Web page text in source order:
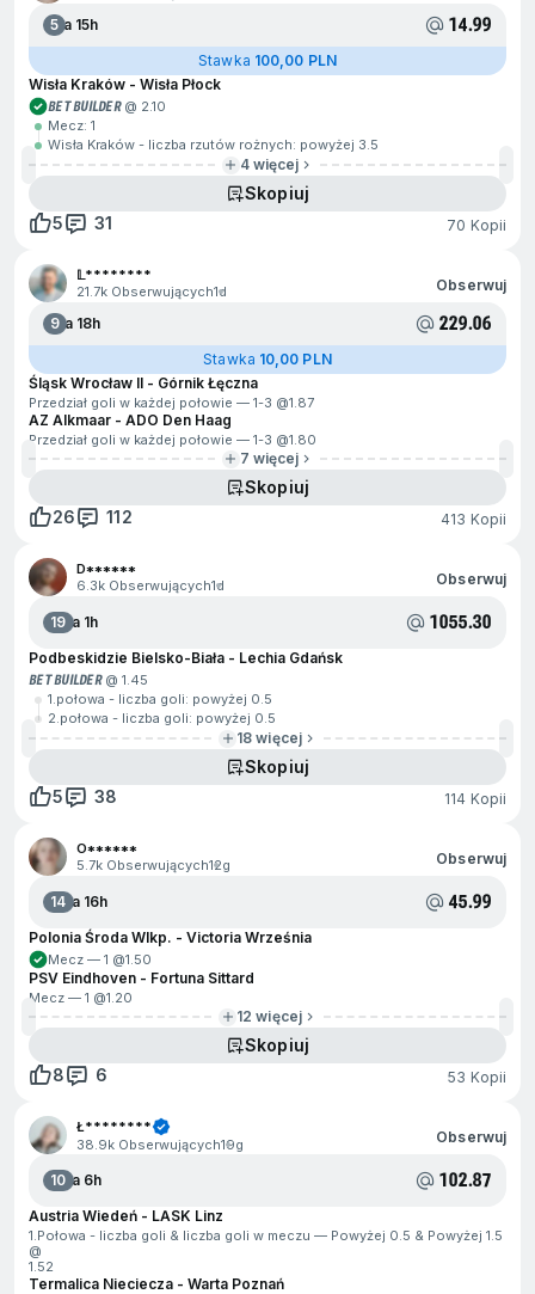
5Za 15h 14.99
Stawka 100,00 PLN
Wisła Kraków - Wisła Płock
BET BUILDER@ 2.10
Mecz: 1
Wisła Kraków - liczba rzutów rożnych: powyżej 3.5
4 więcej
Skopiuj
5
31 70 Kopii
𝕃********
21.7k Obserwujących1d Obserwuj
9Za 18h 229.06
Stawka 10,00 PLN
Śląsk Wrocław II - Górnik Łęczna
Przedział goli w każdej połowie — 1-3 @1.87
AZ Alkmaar - ADO Den Haag
Przedział goli w każdej połowie — 1-3 @1.80
7 więcej
Skopiuj
26
112 413 Kopii
D******
6.3k Obserwujących1d Obserwuj
19Za 1h 1055.30
Podbeskidzie Bielsko-Biała - Lechia Gdańsk
BET BUILDER@ 1.45
1.połowa - liczba goli: powyżej 0.5
2.połowa - liczba goli: powyżej 0.5
18 więcej
Skopiuj
5
38 114 Kopii
O******
5.7k Obserwujących12g Obserwuj
14Za 16h 45.99
Polonia Środa Wlkp. - Victoria Września
Mecz — 1 @1.50
PSV Eindhoven - Fortuna Sittard
Mecz — 1 @1.20
12 więcej
Skopiuj
8
6 53 Kopii
Ł********
38.9k Obserwujących19g Obserwuj
10Za 6h 102.87
Austria Wiedeń - LASK Linz
1.Połowa - liczba goli & liczba goli w meczu — Powyżej 0.5 & Powyżej 1.5
@
1.52
Termalica Nieciecza - Warta Poznań